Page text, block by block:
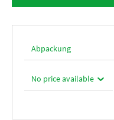
Abpackung
No price available